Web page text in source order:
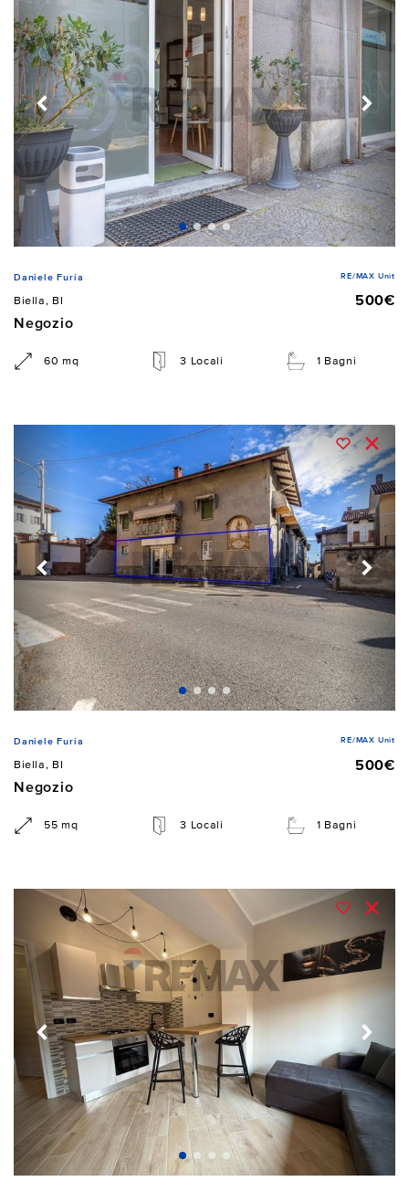
Daniele Furia RE/MAX Unit
Biella, BI
500€
Negozio
60 mq 3 Locali 1 Bagni
Daniele Furia RE/MAX Unit
Biella, BI
500€
Negozio
55 mq 3 Locali 1 Bagni